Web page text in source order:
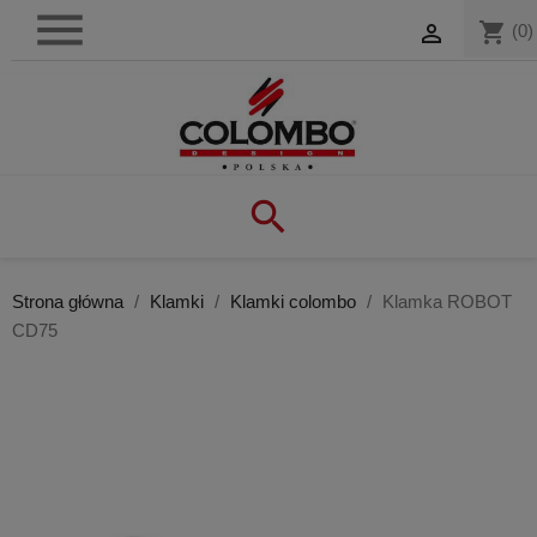
shopping_cart (0)



Strona główna Klamki Klamki colombo
Klamka ROBOT
CD75